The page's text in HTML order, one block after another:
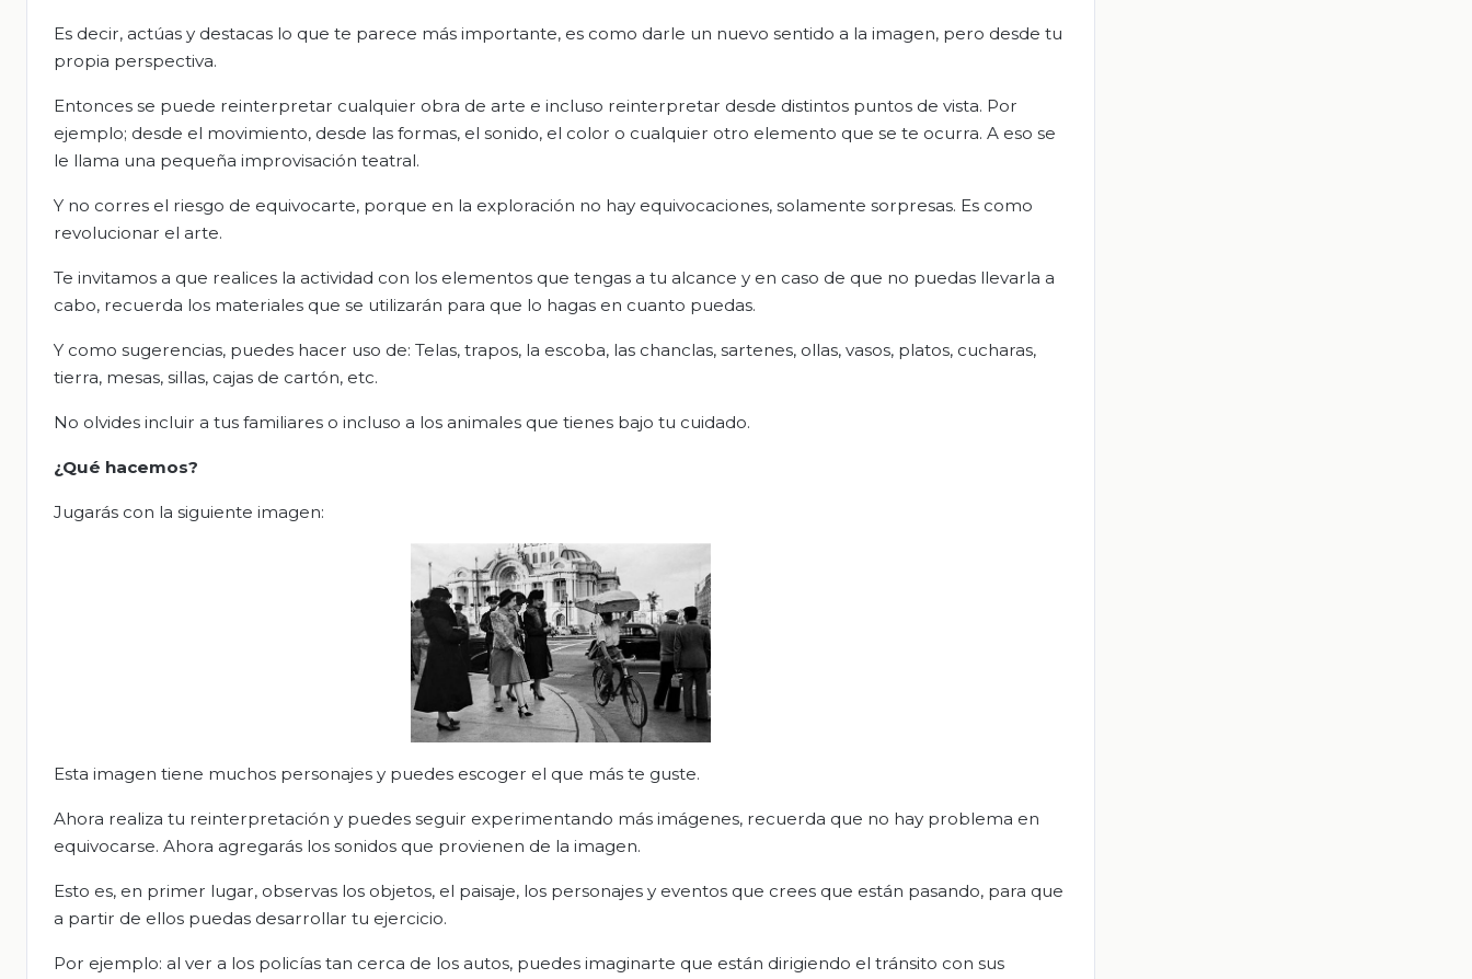
Es decir, actúas y destacas lo que te parece más importante, es como darle un nuevo sentido a la imagen, pero desde tu
propia perspectiva.
Entonces se puede reinterpretar cualquier obra de arte e incluso reinterpretar desde distintos puntos de vista. Por
ejemplo; desde el movimiento, desde las formas, el sonido, el color o cualquier otro elemento que se te ocurra. A eso se
le llama una pequeña improvisación teatral.
Y no corres el riesgo de equivocarte, porque en la exploración no hay equivocaciones, solamente sorpresas. Es como
revolucionar el arte.
Te invitamos a que realices la actividad con los elementos que tengas a tu alcance y en caso de que no puedas llevarla a
cabo, recuerda los materiales que se utilizarán para que lo hagas en cuanto puedas.
Y como sugerencias, puedes hacer uso de: Telas, trapos, la escoba, las chanclas, sartenes, ollas, vasos, platos, cucharas,
tierra, mesas, sillas, cajas de cartón, etc.
No olvides incluir a tus familiares o incluso a los animales que tienes bajo tu cuidado.
¿Qué hacemos?
Jugarás con la siguiente imagen:
Esta imagen tiene muchos personajes y puedes escoger el que más te guste.
Ahora realiza tu reinterpretación y puedes seguir experimentando más imágenes, recuerda que no hay problema en
equivocarse. Ahora agregarás los sonidos que provienen de la imagen.
Esto es, en primer lugar, observas los objetos, el paisaje, los personajes y eventos que crees que están pasando, para que
a partir de ellos puedas desarrollar tu ejercicio.
Por ejemplo: al ver a los policías tan cerca de los autos, puedes imaginarte que están dirigiendo el tránsito con sus